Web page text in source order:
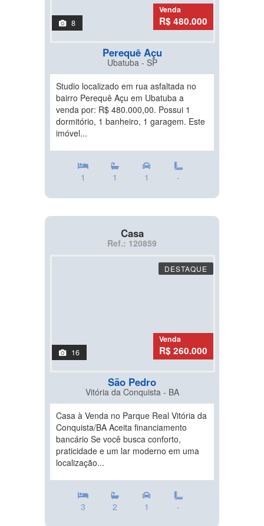
8
Venda
R$ 480.000
Perequê Açu
Ubatuba - SP
Studio localizado em rua asfaltada no
bairro Perequê Açu em Ubatuba a
venda por: R$ 480.000,00. Possui 1
dormitório, 1 banheiro, 1 garagem. Este
imóvel...
1 1 1 -
Casa
Ref.: 120859
DESTAQUE
16
Venda
R$ 260.000
São Pedro
Vitória da Conquista - BA
Casa à Venda no Parque Real Vitória da
Conquista/BA Aceita financiamento
bancário Se você busca conforto,
praticidade e um lar moderno em uma
localização...
3 2 1 -